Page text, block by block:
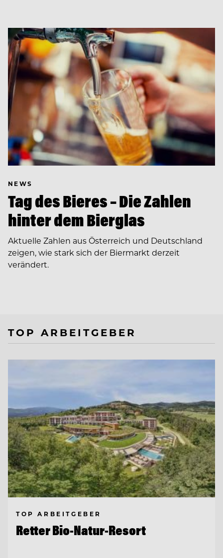
NEWS
Tag des Bieres – Die Zahlen
hinter dem Bierglas
Aktuelle Zahlen aus Österreich und Deutschland
zeigen, wie stark sich der Biermarkt derzeit
verändert.
TOP ARBEITGEBER
TOP ARBEITGEBER
Retter Bio-Natur-Resort